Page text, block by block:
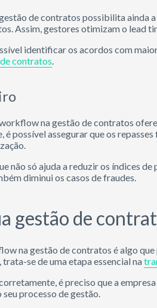
de contratos possibilita ainda
Assim, gestores otimizam o lead
identificar os acordos com
contratos.
na gestão de contratos
é possível assegurar que os
não só ajuda a reduzir os índices
diminui os casos de fraudes.
gestão de
na gestão de contratos é algo
trata-se de uma etapa essencial na
é preciso que a
processo de gestão.